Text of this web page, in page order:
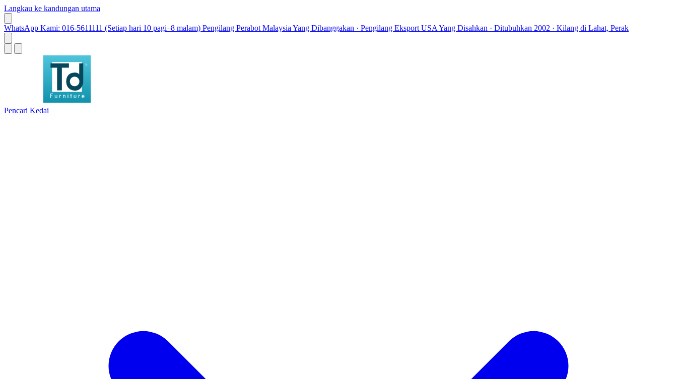
Langkau ke kandungan utama
WhatsApp Kami: 016-5611111 (Setiap hari 10 pagi–8 malam) Pengilang Perabot Malaysia Yang Dibanggakan · Pengilang Eksport USA Yang Disahkan · Ditubuhkan 2002 · Kilang di Lahat, Perak
Pencari Kedai